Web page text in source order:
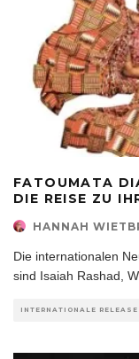
FATOUMATA
DIE REISE ZU
HANNAH
Die internationalen
sind Isaiah Rashad,
INTERNATIONALE